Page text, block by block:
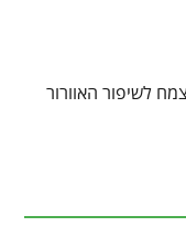
לשיפור האוורור